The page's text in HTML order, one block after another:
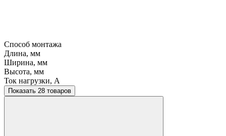
Способ монтажа
Длина, мм
Ширина, мм
Высота, мм
Ток нагрузки, A
Показать 28 товаров